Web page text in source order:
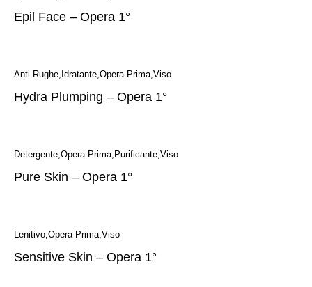
Epil Face – Opera 1°
Anti Rughe Idratante Opera Prima Viso
Hydra Plumping – Opera 1°
Detergente Opera Prima Purificante Viso
Pure Skin – Opera 1°
Lenitivo Opera Prima Viso
Sensitive Skin – Opera 1°